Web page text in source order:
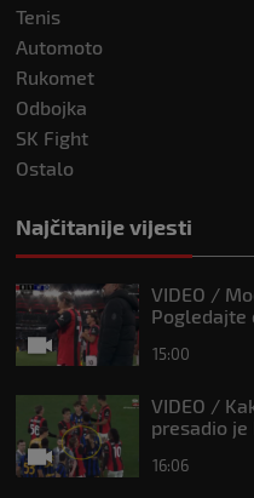
Tenis
Automoto
Rukomet
Odbojka
SK Fight
Ostalo
Najčitanije vijesti
VIDEO /
Pogledajte
15:00
VIDEO /
presadio je
16:06